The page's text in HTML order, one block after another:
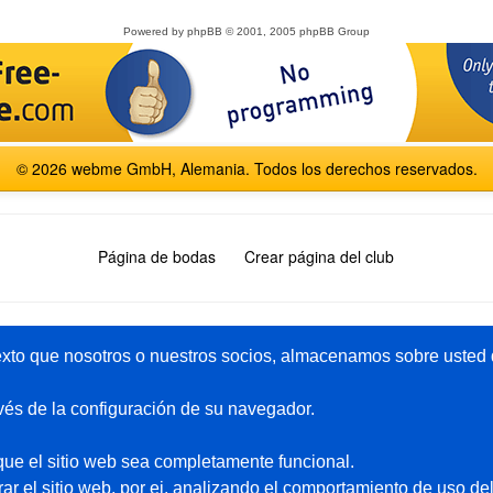
Powered by phpBB © 2001, 2005 phpBB Group
© 2026 webme GmbH, Alemania. Todos los derechos reservados.
Página de bodas Crear página del club
Español Français Italiano Русский
Pagina gratis
Páginas de ejemplo
que nosotros o nuestros socios, almacenamos sobre usted
de la configuración de su navegador.
el sitio web sea completamente funcional.
el sitio web, por ej. analizando el comportamiento de uso